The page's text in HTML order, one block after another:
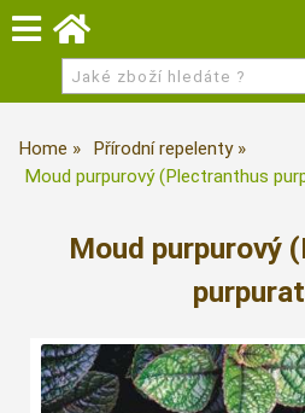
Home
Přírodní repelenty
Moud purpurový (Plectranthus
Moud purpurový